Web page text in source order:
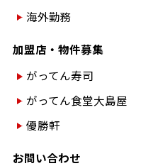
海外勤務
加盟店・物件募集
がってん寿司
がってん食堂大島屋
優勝軒
お問い合わせ